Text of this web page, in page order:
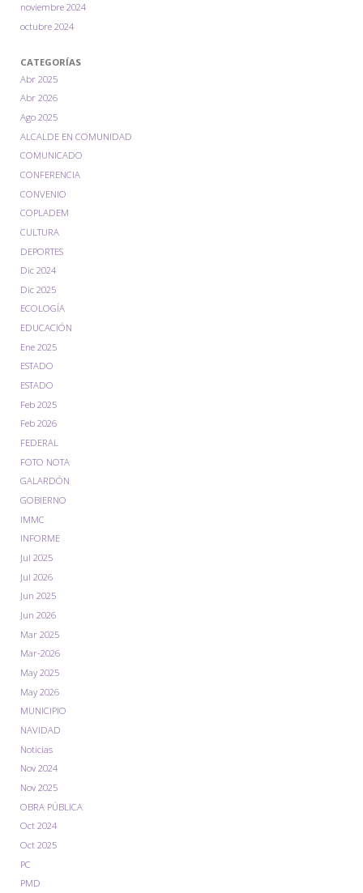
noviembre 2024
octubre 2024
CATEGORÍAS
Abr 2025
Abr 2026
Ago 2025
ALCALDE EN COMUNIDAD
COMUNICADO
CONFERENCIA
CONVENIO
COPLADEM
CULTURA
DEPORTES
Dic 2024
Dic 2025
ECOLOGÍA
EDUCACIÓN
Ene 2025
ESTADO
ESTADO
Feb 2025
Feb 2026
FEDERAL
FOTO NOTA
GALARDÓN
GOBIERNO
IMMC
INFORME
Jul 2025
Jul 2026
Jun 2025
Jun 2026
Mar 2025
Mar-2026
May 2025
May 2026
MUNICIPIO
NAVIDAD
Noticias
Nov 2024
Nov 2025
OBRA PÚBLICA
Oct 2024
Oct 2025
PC
PMD